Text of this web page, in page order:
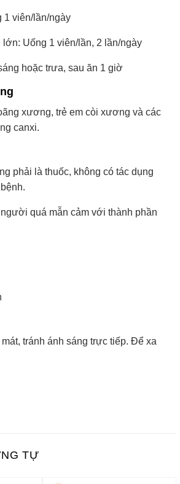
1 viên/lần/ngày
Uống 1 viên/lần, 2 lần/ngày
hoặc trưa, sau ăn 1 giờ
xương, trẻ em còi xương và các
canxi.
phải là thuốc, không có tác dụng
quá mẫn cảm với thành phần
tránh ánh sáng trực tiếp. Để xa
TỰ